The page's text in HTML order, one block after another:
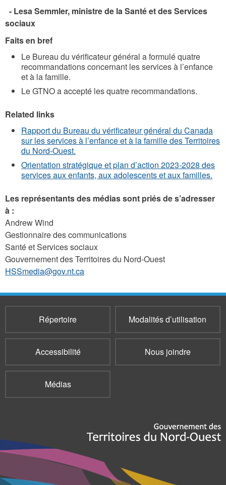
- Lesa Semmler, ministre de la Santé et des Services
sociaux
Faits en bref
Le Bureau du vérificateur général a formulé quatre
recommandations concernant les services à l’enfance
et à la famille.
Le GTNO a accepté les quatre recommandations.
Related links
Rapport du Bureau du vérificateur général du Canada
sur les services à l’enfance et à la famille des Territoires
du Nord-Ouest.
Orientation stratégique et plan d’action 2023-2028 des
services aux enfants, aux adolescents et aux familles.
Les représentants des médias sont priés de s’adresser
à :
Andrew Wind
Gestionnaire des communications
Santé et Services sociaux
Gouvernement des Territoires du Nord-Ouest
HSSmedia@gov.nt.ca
Répertoire Modalités d’utilisation
Accessibilité Nous joindre
Médias